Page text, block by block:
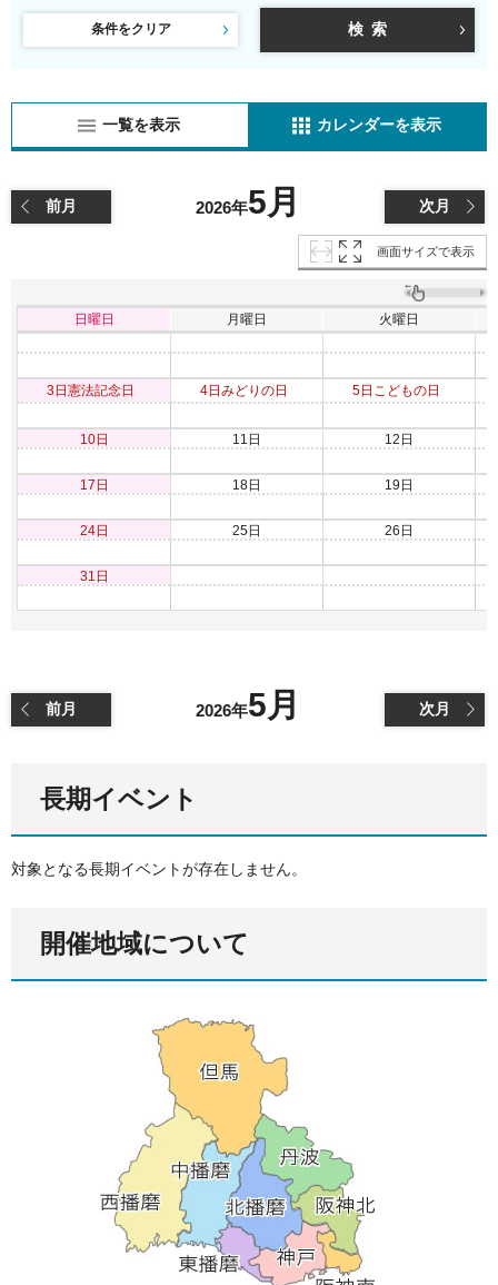
条件をクリア
一覧を表示 カレンダーを表示
前月 2026年5月 次月
画面サイズで表示
日曜日 月曜日 火曜日
3日憲法記念日 4日みどりの日 5日 こどもの日
10日 11日 12日
17日 18日 19日
24日 25日 26日
31日
前月 2026年5月 次月
長期イベント
対象となる長期イベントが存在しません。
開催地域について